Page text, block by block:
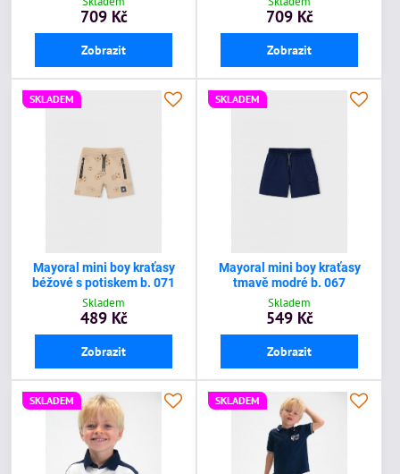
709 Kč
Zobrazit
709 Kč
Zobrazit
SKLADEM
Mayoral mini boy kraťasy
béžové s potiskem b. 071
Skladem
489 Kč
Zobrazit
SKLADEM
Mayoral mini boy kraťasy
tmavě modré b. 067
Skladem
549 Kč
Zobrazit
SKLADEM SKLADEM